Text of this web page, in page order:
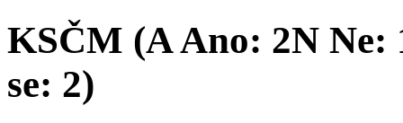
KSČM (AAno: 2N Ne:
se: 2)